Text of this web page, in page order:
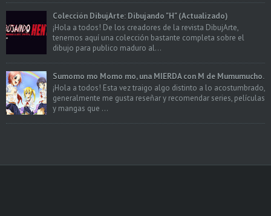
Colección DibujArte: Dibujando "H" (Actualizado)
¡Hola a todos! De los creadores de la revista DibujArte,
tenemos aquí una colección bastante completa sobre el
dibujo para publico maduro al...
Sumomo mo Momo mo, una MIERDA con M de Mumumucho.
¡Hola a todos! Esta vez traigo algo distinto a lo acostumbrado,
generalmente me gusta reseñar y recomendar series, películas
y mangas que ...